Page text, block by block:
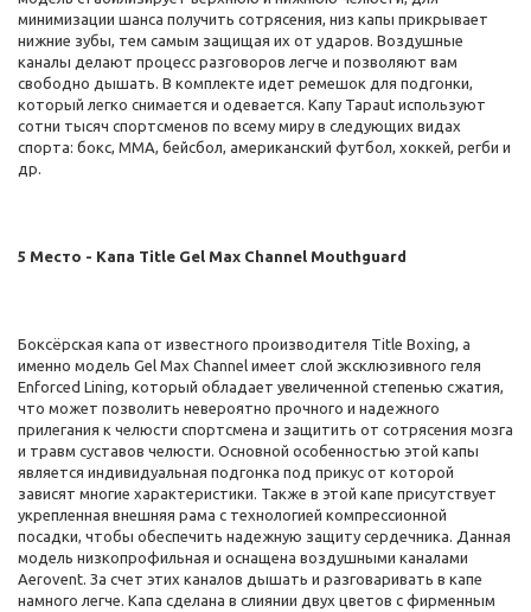
минимизации шанса получить сотрясения, низ капы прикрывает
нижние зубы, тем самым защищая их от ударов. Воздушные
каналы делают процесс разговоров легче и позволяют вам
свободно дышать. В комплекте идет ремешок для подгонки,
который легко снимается и одевается. Капу Tapaut используют
сотни тысяч спортсменов по всему миру в следующих видах
спорта: бокс, ММА, бейсбол, американский футбол, хоккей, регби и
др.
5 Место - Капа Title Gel Max Channel Mouthguard
Боксёрская капа от известного производителя Title Boxing, а
именно модель Gel Max Channel имеет слой эксклюзивного геля
Enforced Lining, который обладает увеличенной степенью сжатия,
что может позволить невероятно прочного и надежного
прилегания к челюсти спортсмена и защитить от сотрясения мозга
и травм суставов челюсти. Основной особенностью этой капы
является индивидуальная подгонка под прикус от которой
зависят многие характеристики. Также в этой капе присутствует
укрепленная внешняя рама с технологией компрессионной
посадки, чтобы обеспечить надежную защиту сердечника. Данная
модель низкопрофильная и оснащена воздушными каналами
Aerovent. За счет этих каналов дышать и разговаривать в капе
намного легче. Капа сделана в слиянии двух цветов с фирменным